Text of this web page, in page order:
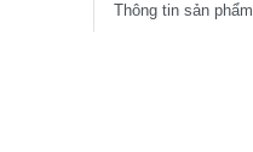
Thông tin sản phẩm